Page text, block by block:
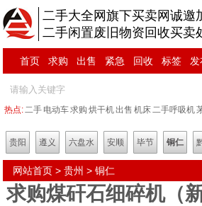
二手大全网旗下买卖网诚邀
二手闲置废旧物资回收买卖
首页 求购 出售 紧急 回收 标签
热点:二手 电动车求购 烘干机出售 机床二手呼吸机
贵阳 遵义 六盘水 安顺 毕节 铜仁
网站首页 >贵州 >铜仁
求购煤矸石细碎机（新